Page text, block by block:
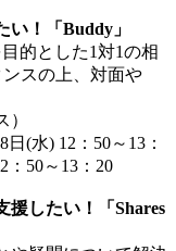
い！「Buddy」
的とした1対1の相
スの上、対面や
(水) 12：50～13：
：50～13：20
援したい！「Shares